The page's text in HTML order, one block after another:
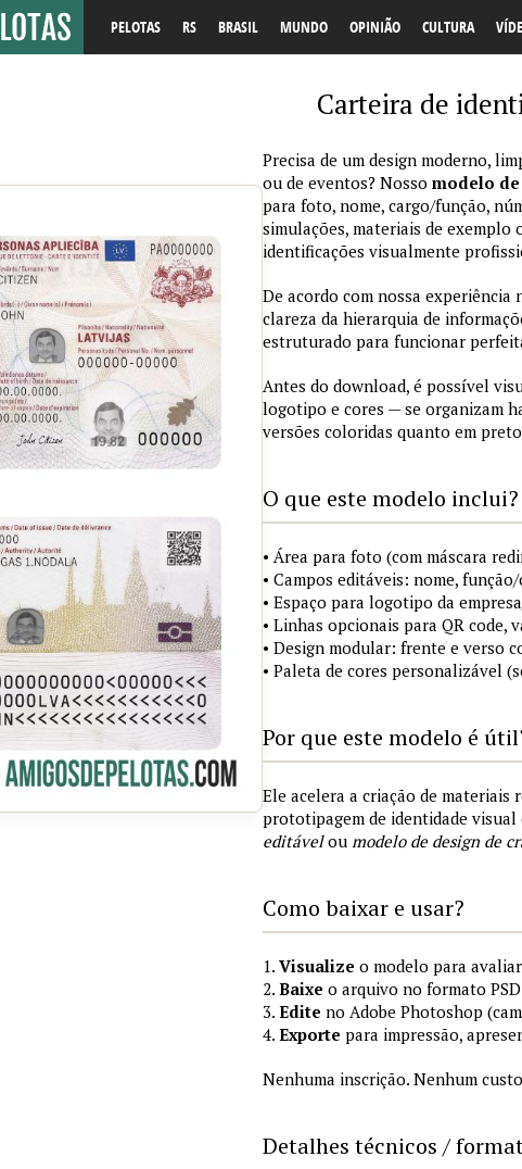
PELOTAS RS BRASIL MUNDO OPINIÃO CULTURA
Carteira de
Precisa de um design moderno,
ou de eventos? Nosso modelo de
para foto, nome, cargo/função,
simulações, materiais de
identificações visualmente
De acordo com nossa
clareza da hierarquia de
estruturado para funcionar
Antes do download, é possível
logotipo e cores — se organizam
versões coloridas quanto em
O que este modelo inclui?
• Área para foto (com máscara
• Campos editáveis: nome,
• Espaço para logotipo da
• Linhas opcionais para QR code,
• Design modular: frente e verso
• Paleta de cores personalizável
Por que este modelo é
Ele acelera a criação de materiais
prototipagem de identidade visual
editávelou modelo de design de
Como baixar e usar?
1. Visualize o modelo para
2. Baixe o arquivo no formato
3. Edite no Adobe Photoshop
4. Exporte para impressão,
Nenhuma inscrição. Nenhum
Detalhes técnicos /